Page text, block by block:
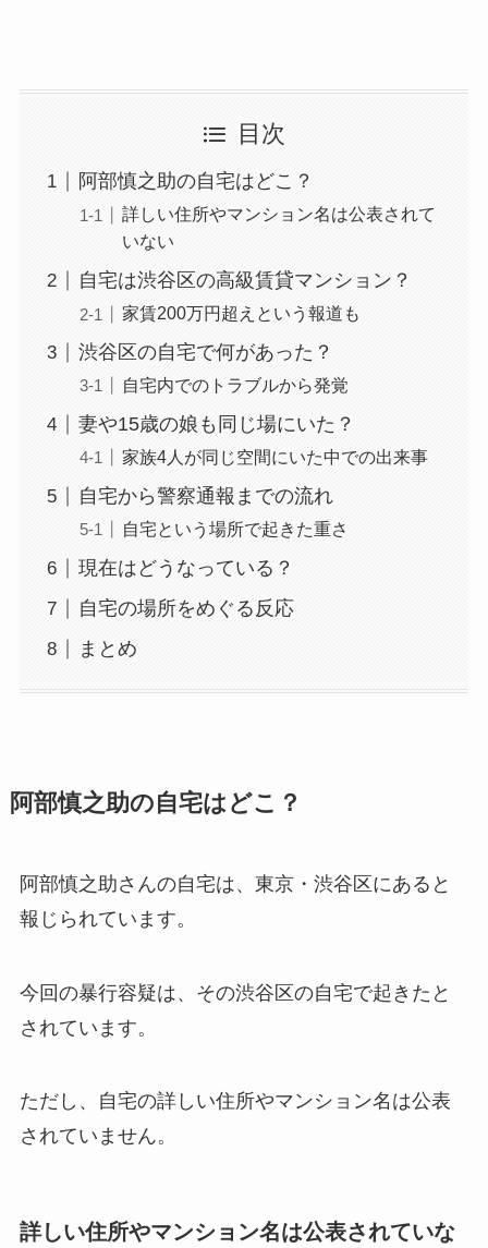
目次
阿部慎之助の自宅はどこ？
詳しい住所やマンション名は公表されて
いない
自宅は渋谷区の高級賃貸マンション？
家賃200万円超えという報道も
渋谷区の自宅で何があった？
自宅内でのトラブルから発覚
妻や15歳の娘も同じ場にいた？
家族4人が同じ空間にいた中での出来事
自宅から警察通報までの流れ
自宅という場所で起きた重さ
現在はどうなっている？
自宅の場所をめぐる反応
まとめ
阿部慎之助の自宅はどこ？
阿部慎之助さんの自宅は、東京・渋谷区にあると
報じられています。
今回の暴行容疑は、その渋谷区の自宅で起きたと
されています。
ただし、自宅の詳しい住所やマンション名は公表
されていません。
詳しい住所やマンション名は公表されていな